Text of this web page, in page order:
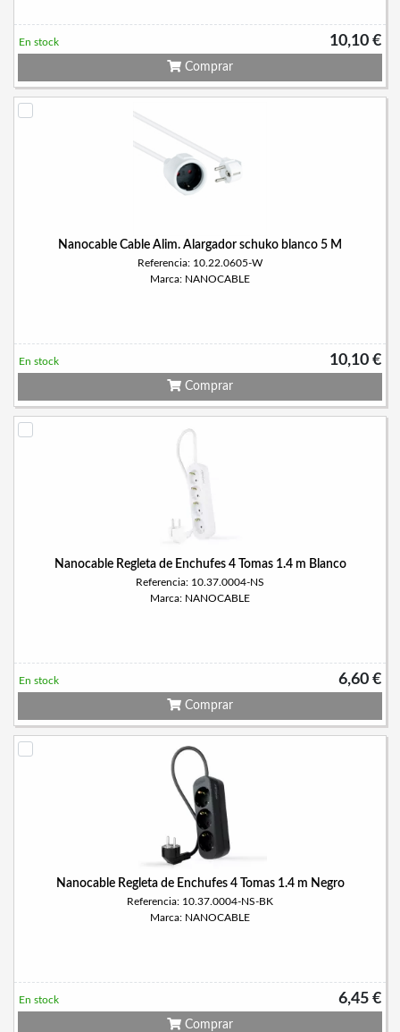
10,10 €
En stock
Comprar
Nanocable Cable Alim. Alargador schuko blanco 5 M
Referencia: 10.22.0605-W
Marca: NANOCABLE
10,10 €
En stock
Comprar
Nanocable Regleta de Enchufes 4 Tomas 1.4 m Blanco
Referencia: 10.37.0004-NS
Marca: NANOCABLE
6,60 €
En stock
Comprar
Nanocable Regleta de Enchufes 4 Tomas 1.4 m Negro
Referencia: 10.37.0004-NS-BK
Marca: NANOCABLE
6,45 €
En stock
Comprar